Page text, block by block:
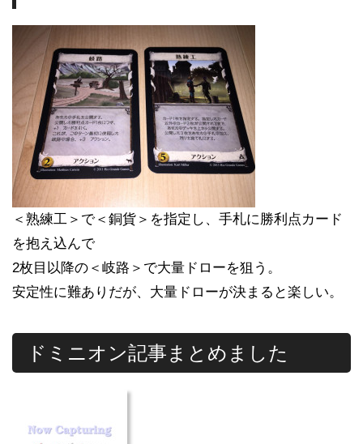
＜熟練工＞で＜銅貨＞を指定し、手札に勝利点カード
を抱え込んで
2枚目以降の＜岐路＞で大量ドローを狙う。
安定性に難ありだが、大量ドローが決まると楽しい。
ドミニオン記事まとめました